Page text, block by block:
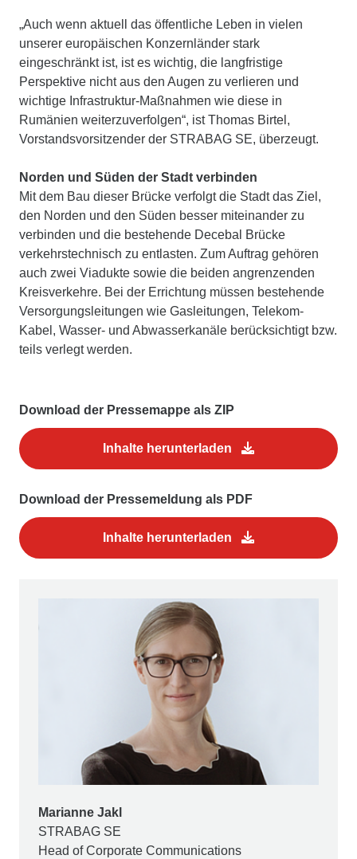
„Auch wenn aktuell das öffentliche Leben in vielen
unserer europäischen Konzernländer stark
eingeschränkt ist, ist es wichtig, die langfristige
Perspektive nicht aus den Augen zu verlieren und
wichtige Infrastruktur-Maßnahmen wie diese in
Rumänien weiterzuverfolgen“, ist Thomas Birtel,
Vorstandsvorsitzender der STRABAG SE, überzeugt.
Norden und Süden der Stadt verbinden
Mit dem Bau dieser Brücke verfolgt die Stadt das Ziel,
den Norden und den Süden besser miteinander zu
verbinden und die bestehende Decebal Brücke
verkehrstechnisch zu entlasten. Zum Auftrag gehören
auch zwei Viadukte sowie die beiden angrenzenden
Kreisverkehre. Bei der Errichtung müssen bestehende
Versorgungsleitungen wie Gasleitungen, Telekom-
Kabel, Wasser- und Abwasserkanäle berücksichtigt bzw.
teils verlegt werden.
Download der Pressemappe als ZIP
Inhalte herunterladen
Download der Pressemeldung als PDF
Inhalte herunterladen
Marianne Jakl
STRABAG SE
Head of Corporate Communications